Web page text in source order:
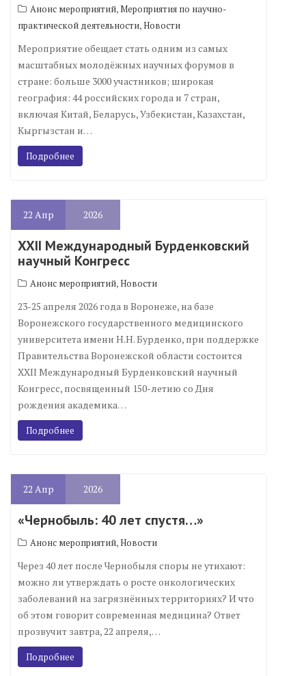
Анонс мероприятий,Мероприятия по научно-
практической деятельности,Новости
Мероприятие обещает стать одним из самых
масштабных молодёжных научных форумов в
стране: больше 3000 участников; широкая
география: 44 российских города и 7 стран,
включая Китай, Беларусь, Узбекистан, Казахстан,
Кыргызстан и…
Подробнее
22 Апр 2026
XXII Международный Бурденковский
научный Конгресс
Анонс мероприятий,Новости
23-25 апреля 2026 года в Воронеже, на базе
Воронежского государственного медицинского
университета имени Н.Н. Бурденко, при поддержке
Правительства Воронежской области состоится
XXII Международный Бурденковский научный
Конгресс, посвященный 150-летию со Дня
рождения академика…
Подробнее
22 Апр 2026
«Чернобыль: 40 лет спустя…»
Анонс мероприятий,Новости
Через 40 лет после Чернобыля споры не утихают:
можно ли утверждать о росте онкологических
заболеваний на загрязнённых территориях? И что
об этом говорит современная медицина? Ответ
прозвучит завтра, 22 апреля,…
Подробнее